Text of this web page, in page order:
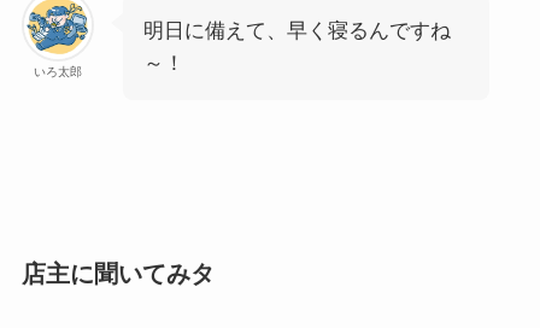
いろ太郎
明日に備えて、早く寝るんですね
～！
店主に聞いてみタ